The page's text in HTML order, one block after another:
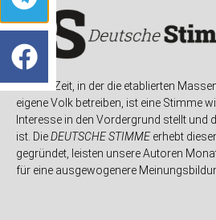
In einer Zeit, in der die etablierten
eigene Volk betreiben, ist eine Stimme
Interesse in den Vordergrund stellt und
ist. DieDEUTSCHE STIMMEerhebt
gegründet, leisten unsere Autoren
für eine ausgewogenere